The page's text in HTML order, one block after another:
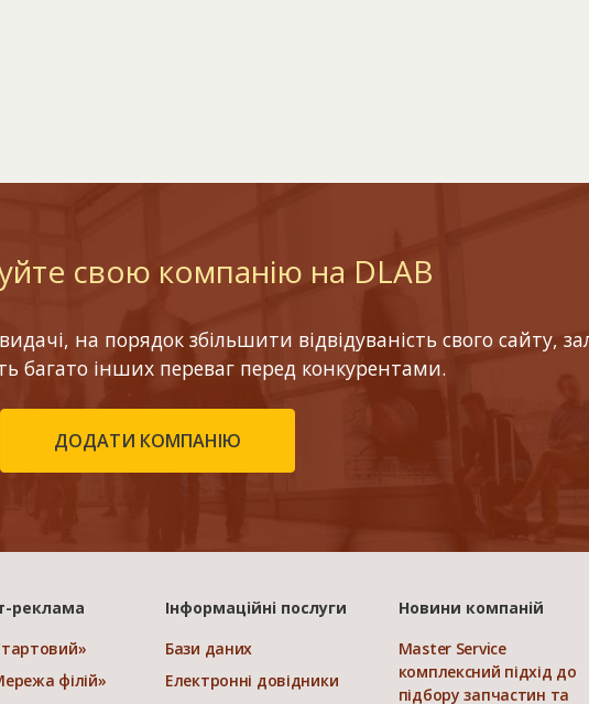
свою компанію на DLAB
на порядок збільшити відвідуваність свого сайту,
багато інших переваг перед конкурентами.
ДОДАТИ КОМПАНІЮ
реклама
філій»
Інформаційні послуги
Бази даних
Електронні довідники
Новини компаній
Master Service
комплексний підхід до
підбору запчастин та